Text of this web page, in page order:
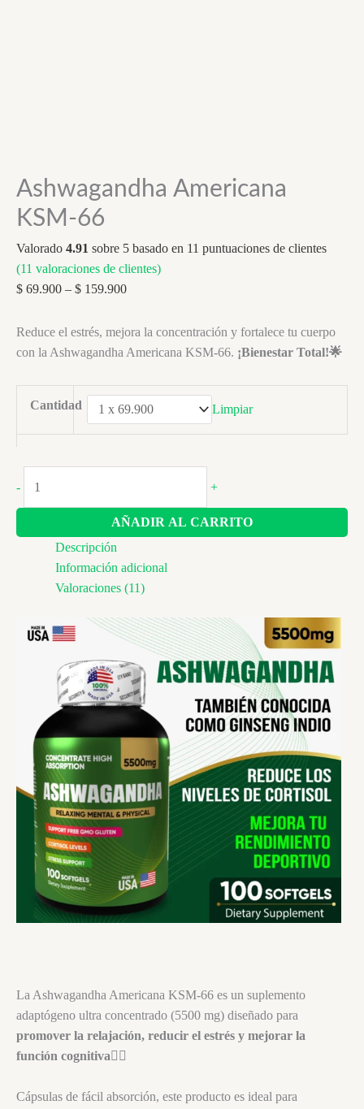
Ashwagandha Americana
KSM-66
Valorado 4.91 sobre 5 basado en 11 puntuaciones de clientes
(11 valoraciones de clientes)
$ 69.900 – $ 159.900Price
$ 69.900
through
Reduce el estrés, mejora la concentración y fortalece tu cuerpo
con la Ashwagandha Americana KSM-66. ¡Bienestar Total!🌟
Cantidad Limpiar
-
Americana
66
+
AÑADIR AL CARRITO
Descripción
Información adicional
Valoraciones (11)
La Ashwagandha Americana KSM-66 es un suplemento
adaptógeno ultra concentrado (5500 mg) diseñado para
promover la relajación, reducir el estrés y mejorar la
función cognitiva🧘‍♀️
Cápsulas de fácil absorción, este producto es ideal para